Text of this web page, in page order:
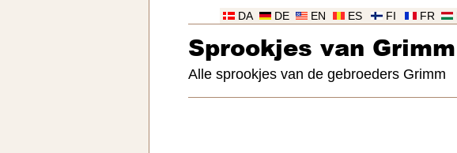
FR
FI
ES
EN
DE
DA
Sprookjes van Grimm
Alle sprookjes van de gebroeders Grimm